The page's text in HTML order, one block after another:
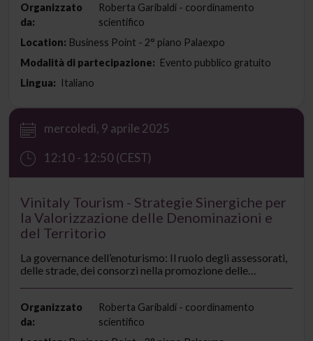
promozione sul territorio.
Organizzato
da:
Roberta Garibaldi - coordinamento
scientifico
Location: Business Point - 2° piano Palaexpo
Modalità di partecipazione: Evento pubblico gratuito
Lingua: Italiano
mercoledì, 9 aprile 2025
12:10 - 12:50 (CEST)
Vinitaly Tourism - Strategie Sinergiche per
la Valorizzazione delle Denominazioni e
del Territorio
La governance dell’enoturismo: Il ruolo degli assessorati,
delle strade, dei consorzi nella promozione delle
della cooperazione tra enti pubblici e privati per
rafforzare il posizionamento enoturistico e valorizzare il
Organizzato
da:
Roberta Garibaldi - coordinamento
scientifico